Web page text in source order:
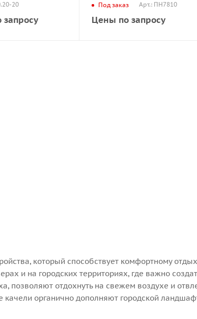
20
Под заказ Арт.: ПН7810
Цены по запросу
который способствует комфортному
и на городских территориях, где важно
позволяют отдохнуть на свежем воздухе и
органично дополняют городской